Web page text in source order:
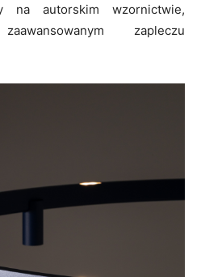
na autorskim wzornictwie,
zapleczu